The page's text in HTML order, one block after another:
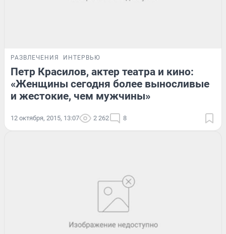
РАЗВЛЕЧЕНИЯ ИНТЕРВЬЮ
Петр Красилов, актер театра и кино:
«Женщины сегодня более выносливые
и жестокие, чем мужчины»
12 октября, 2015, 13:07 2 262 8